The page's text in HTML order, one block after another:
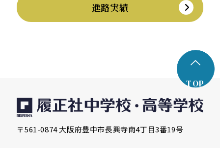
進路実績
TOP
〒561-0874 大阪府豊中市長興寺南4丁目3番19号